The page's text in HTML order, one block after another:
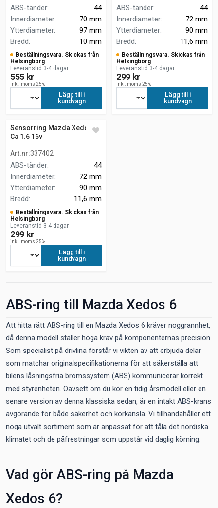
ABS-tänder:
44
Innerdiameter:
70 mm
Ytterdiameter:
97 mm
Bredd: 10 mm
Beställningsvara. Skickas från
Helsingborg
Leveranstid 3-4 dagar
555 kr
inkl. moms 25%
Lägg till i
kundvagn
ABS-tänder:
44
Innerdiameter:
72 mm
Ytterdiameter:
90 mm
Bredd: 11,6 mm
Beställningsvara. Skickas från
Helsingborg
Leveranstid 3-4 dagar
299 kr
inkl. moms 25%
Lägg till i
kundvagn
Sensorring Mazda Xedos 6
Ca 1.6 16v
Art.nr:337402
ABS-tänder:
44
Innerdiameter:
72 mm
Ytterdiameter:
90 mm
Bredd: 11,6 mm
Beställningsvara. Skickas från
Helsingborg
Leveranstid 3-4 dagar
299 kr
inkl. moms 25%
Lägg till i
kundvagn
ABS-ring till Mazda Xedos 6
Att hitta rätt ABS-ring till en Mazda Xedos 6 kräver noggrannhet,
då denna modell ställer höga krav på komponenternas precision.
Som specialist på drivlina förstår vi vikten av att erbjuda delar
som matchar originalspecifikationerna för att säkerställa att
bilens låsningsfria bromssystem (ABS) kommunicerar korrekt
med styrenheten. Oavsett om du kör en tidig årsmodell eller en
senare version av denna klassiska sedan, är en intakt ABS-krans
avgörande för både säkerhet och körkänsla. Vi tillhandahåller ett
noga utvalt sortiment som är anpassat för att tåla det nordiska
klimatet och de påfrestningar som uppstår vid daglig körning.
Vad gör ABS-ring på Mazda
Xedos 6?